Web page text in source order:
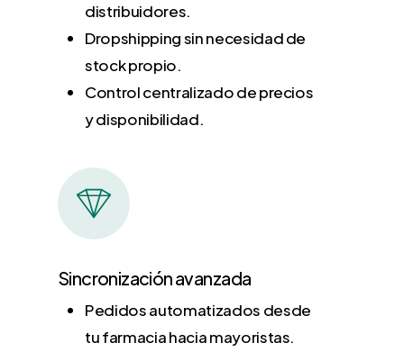
distribuidores.
Dropshipping sin necesidad de
stock propio.
Control centralizado de precios
y disponibilidad.
Sincronización avanzada
Pedidos automatizados desde
tu farmacia hacia mayoristas.